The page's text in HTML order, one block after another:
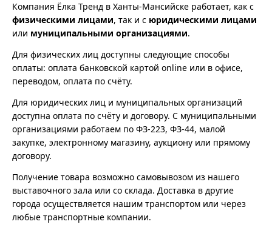
Компания Ёлка Тренд в Ханты-Мансийске работает, как с
физическими лицами, так и с юридическими лицами
или муниципальными организациями.
Для физических лиц доступны следующие способы
оплаты: оплата банковской картой online или в офисе,
переводом, оплата по счёту.
Для юридических лиц и муниципальных организаций
доступна оплата по счёту и договору. С муниципальными
организациями работаем по ФЗ-223, ФЗ-44, малой
закупке, электронному магазину, аукциону или прямому
договору.
Получение товара возможно самовывозом из нашего
выставочного зала или со склада. Доставка в другие
города осуществляется нашим транспортом или через
любые транспортные компании.